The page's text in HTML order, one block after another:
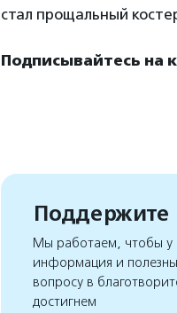
стал прощальный
Подписывайтесь на
Поддержите
Мы работаем, чтобы у
информация и
вопросу в
достигнем